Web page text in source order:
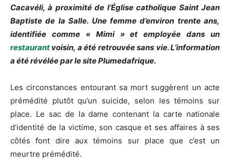
Cacavéli, à proximité de l’Église catholique Saint Jean
Baptiste de la Salle. Une femme d’environ trente ans,
identifiée comme « Mimi » et employée dans un
restaurant voisin, a été retrouvée sans vie. L’information
a été révélée par le site Plumedafrique.
Les circonstances entourant sa mort suggèrent un acte
prémédité plutôt qu’un suicide, selon les témoins sur
place. Le sac de la dame contenant la carte nationale
d’identité de la victime, son casque et ses affaires à ses
côtés font dire aux témoins sur place que c’est un
meurtre prémédité.